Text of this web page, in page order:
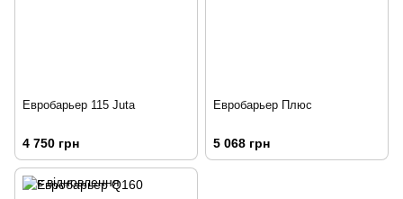
Евробарьер 115 Juta
4 750 грн
Евробарьер Плюс
5 068 грн